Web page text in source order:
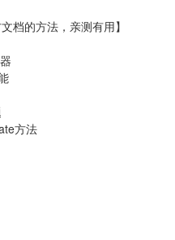
档的方法，亲测有用】
方法